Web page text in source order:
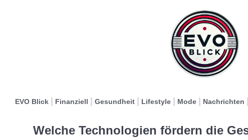
EVO Blick Finanziell Gesundheit Lifestyle Mode Nachrichten
Welche Technologien fördern die